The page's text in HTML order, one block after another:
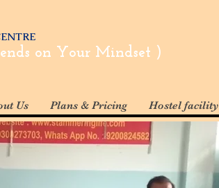
on Your Mindset )
Us Plans & Pricing Hostel facility